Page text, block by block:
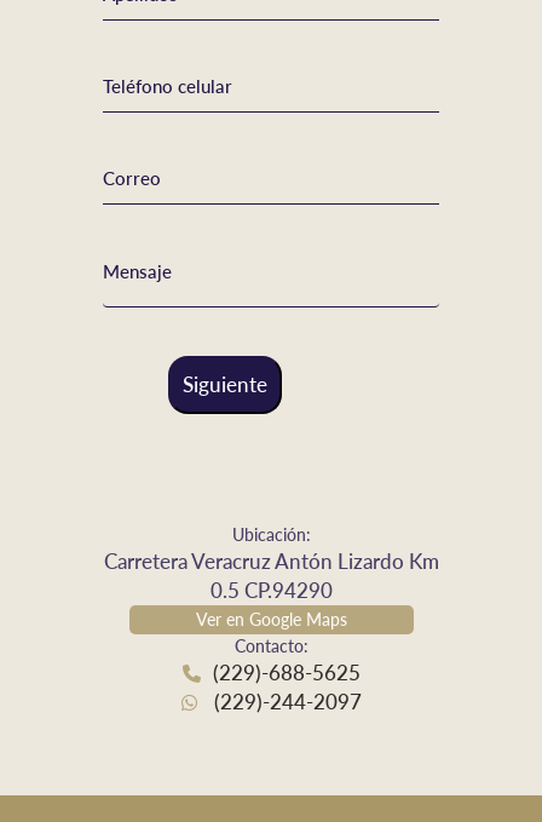
Siguiente
Ubicación:
Carretera Veracruz Antón Lizardo Km
0.5 CP.94290
Ver en Google Maps
Contacto:
(229)-688-5625
(229)-244-2097